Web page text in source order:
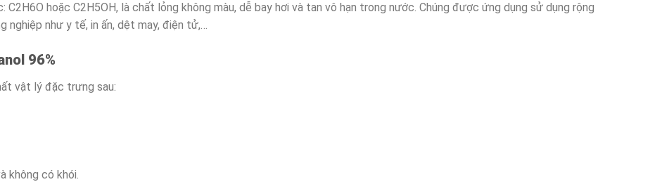
hoặc C2H5OH, là chất lỏng không màu, dễ bay hơi và tan vô hạn trong nước. Chúng được ứng dụng sử dụng rộng
nghiệp như y tế, in ấn, dệt may, điện tử,…
96%
vật lý đặc trưng sau:
không có khói.